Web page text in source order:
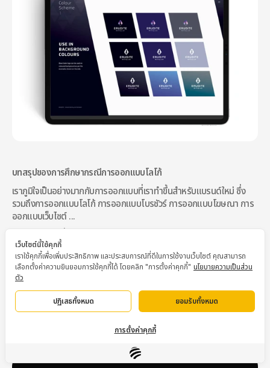
บทสรุปของการศึกษากรณีการออกแบบโลโก้
เราภูมิใจเป็นอย่างมากกับการออกแบบที่เราทำขึ้นสำหรับแบรนด์ใหม่ ซึ่ง
รวมถึงการออกแบบโลโก้ การออกแบบโบรชัวร์ การออกแบบโฆษณา การ
ออกแบบเว็บไซต์ ...
ออกแบบโลโก้และอัตลักษณ์แบรนด์
เราหวังว่าจะได้เห็นการเติบโตของ Erudite กับเอกลักษณ์แบรนด์ใหม่ของ
ตน ซึ่งจะสร้างความร่วมมือที่ยอดเยี่ยมกับคุณภาพของหลักสูตรที่จัดทำ
โดย Pavisorn Tantikul และทีมงานของเธอ สำหรับการเลือกหน่วยงานที่
ดีที่สุดในการออกแบบแบรนด์ของคุณ โปรดตรวจสอบบทความนี้สำหรับ
info@asiamediastudio.com
หากคุณชอบบทความนี้ โปรดแบ่งปันบนโซเชียลมีเดียของคุณ
เว็บไซต์นี้ใช้คุกกี้
เราใช้คุกกี้เพื่อเพิ่มประสิทธิภาพ และประสบการณ์ที่ดีในการใช้งานเว็บไซต์ คุณสามารถ
เลือกตั้งค่าความยินยอมการใช้คุกกี้ได้ โดยคลิก "การตั้งค่าคุกกี้" นโยบายความเป็นส่วน
ตัว
ปฏิเสธทั้งหมด ยอมรับทั้งหมด
การตั้งค่าคุกกี้